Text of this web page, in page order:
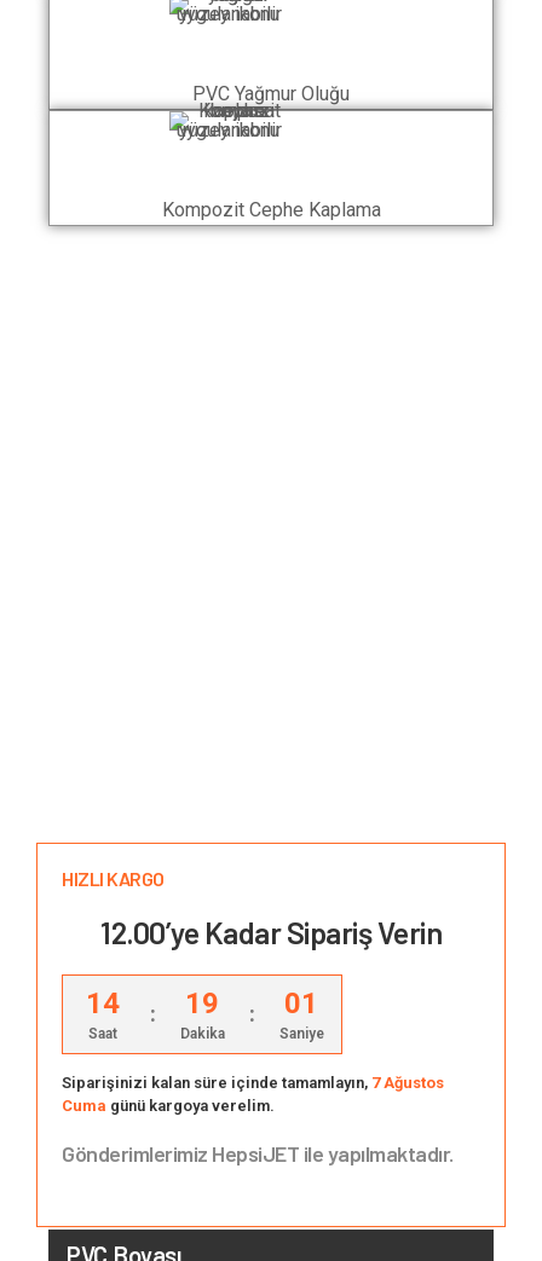
PVC Yağmur Oluğu
Kompozit Cephe Kaplama
HIZLI KARGO
12.00’ye Kadar Sipariş Verin
14
Saat
: 19
Dakika
: 00
Saniye
Siparişinizi kalan süre içinde tamamlayın, 7 Ağustos
Cuma günü kargoya verelim.
Gönderimlerimiz HepsiJET ile yapılmaktadır.
PVC Boyası